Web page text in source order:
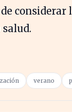
considerar
verano